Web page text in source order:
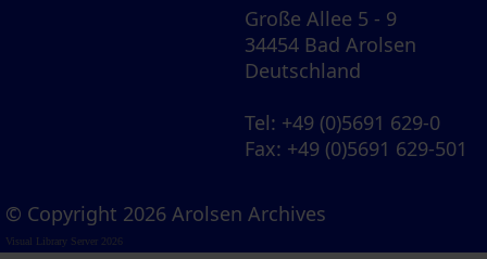
Große Allee 5 - 9
34454 Bad Arolsen
Deutschland
Tel: +49 (0)5691 629-0
Fax: +49 (0)5691 629-501
© Copyright 2026 Arolsen Archives
Visual Library Server 2026